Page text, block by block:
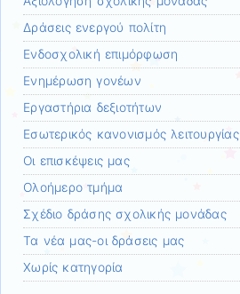
Δράσεις ενεργού πολίτη
Ενδοσχολική επιμόρφωση
Ενημέρωση γονέων
Εργαστήρια δεξιοτήτων
Εσωτερικός κανονισμός λειτουργίας
Οι επισκέψεις μας
Ολοήμερο τμήμα
Σχέδιο δράσης σχολικής μονάδας
Τα νέα μας-οι δράσεις μας
Χωρίς κατηγορία